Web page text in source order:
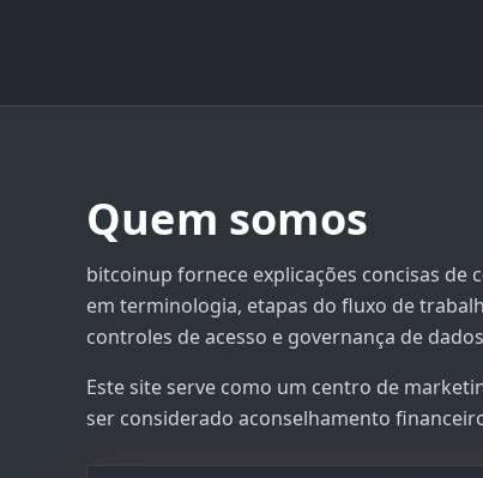
Quem somos
bitcoinup fornece explicações concisas
em terminologia, etapas do fluxo de
controles de acesso e governança de
Este site serve como um centro de
ser considerado aconselhamento